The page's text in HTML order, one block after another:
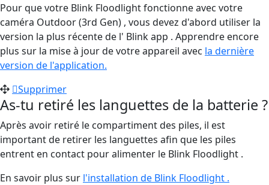
Pour que votre Blink Floodlight fonctionne avec votre
caméra Outdoor (3rd Gen) , vous devez d'abord utiliser la
version la plus récente de l' Blink app . Apprendre encore
plus sur la mise à jour de votre appareil avec la dernière
version de l'application.
Supprimer
As-tu retiré les languettes de la batterie ?
Après avoir retiré le compartiment des piles, il est
important de retirer les languettes afin que les piles
entrent en contact pour alimenter le Blink Floodlight .
En savoir plus sur l'installation de Blink Floodlight .